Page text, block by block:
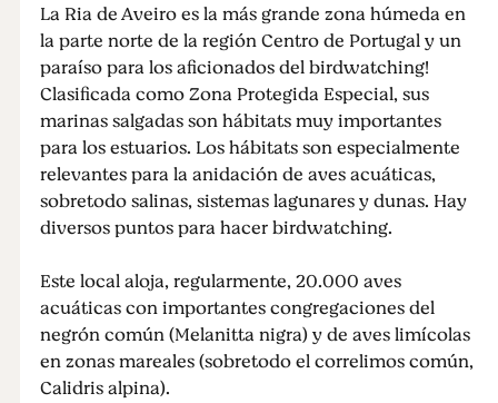
La Ria de Aveiro es la más grande zona húmeda en
la parte norte de la región Centro de Portugal y un
paraíso para los aficionados del birdwatching!
Clasificada como Zona Protegida Especial, sus
marinas salgadas son hábitats muy importantes
para los estuarios. Los hábitats son especialmente
relevantes para la anidación de aves acuáticas,
sobretodo salinas, sistemas lagunares y dunas. Hay
diversos puntos para hacer birdwatching.
Este local aloja, regularmente, 20.000 aves
acuáticas con importantes congregaciones del
negrón común (Melanitta nigra) y de aves limícolas
en zonas mareales (sobretodo el correlimos común,
Calidris alpina).